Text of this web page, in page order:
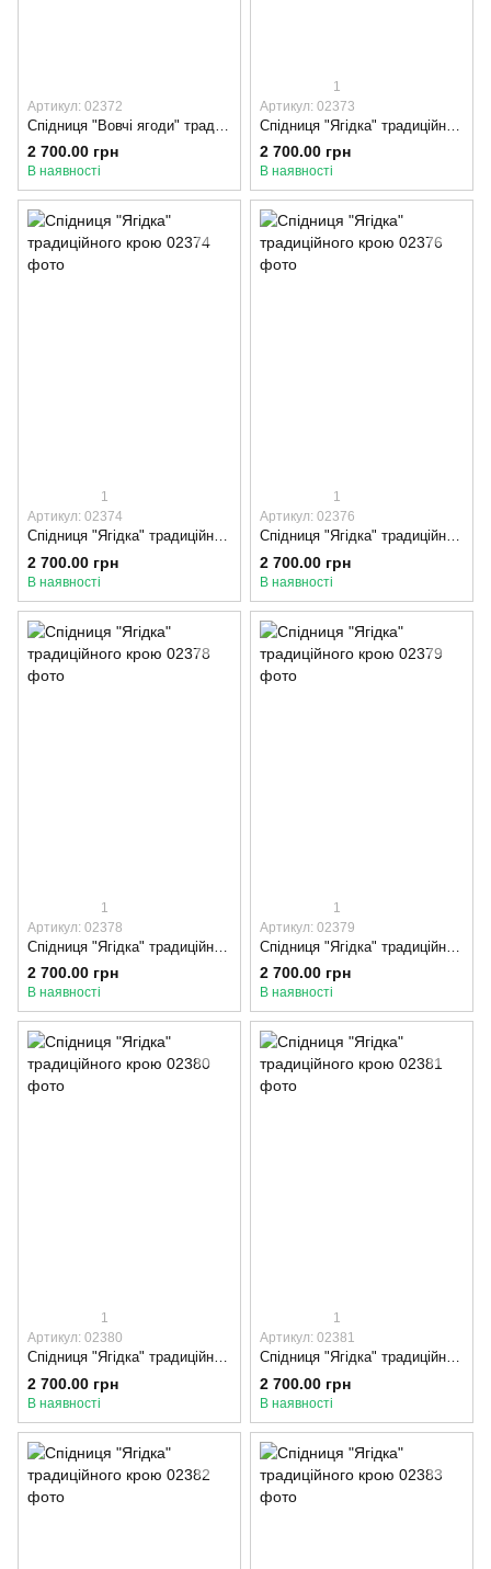
Артикул: 02372
2 700.00 грн
В наявності
1
Артикул: 02373
2 700.00 грн
В наявності
1
Артикул: 02374
Спідниця "Ягідка" традиційного крою, 85-90, Оксамитова стрічка, Червоний
2 700.00 грн
В наявності
1
Артикул: 02376
Спідниця "Ягідка" традиційного крою, 80-85, Оксамитова стрічка, Червоний
2 700.00 грн
В наявності
1
Артикул: 02378
2 700.00 грн
В наявності
1
Артикул: 02379
2 700.00 грн
В наявності
1
Артикул: 02380
Спідниця "Ягідка" традиційного крою, 95-100, Оксамитова стрічка, Синій
2 700.00 грн
В наявності
1
Артикул: 02381
Спідниця "Ягідка" традиційного крою, 75-80, Оксамитова стрічка, Синій
2 700.00 грн
В наявності